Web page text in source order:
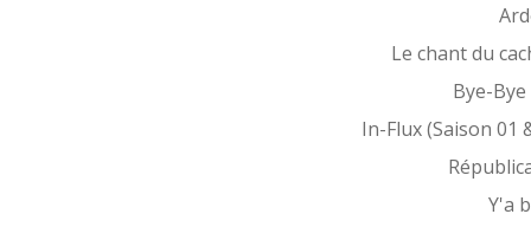
Le chant du
Bye-Bye
In-Flux (Saison 01
Y'a